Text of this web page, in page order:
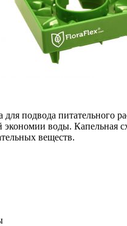
для подвода питательного
экономии воды. Капельная
веществ.